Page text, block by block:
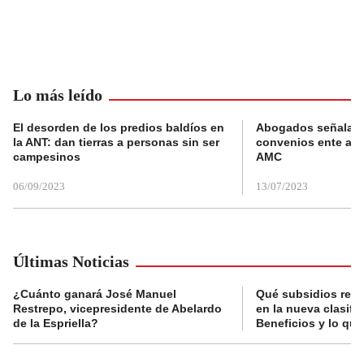
Lo más leído
El desorden de los predios baldíos en
la ANT: dan tierras a personas sin ser
campesinos
06/09/2023
Abogados
convenios ente
AMC
13/07/2023
Últimas Noticias
¿Cuánto ganará José Manuel
Restrepo, vicepresidente de Abelardo
de la Espriella?
Qué subsidios
en la nueva
Beneficios y lo